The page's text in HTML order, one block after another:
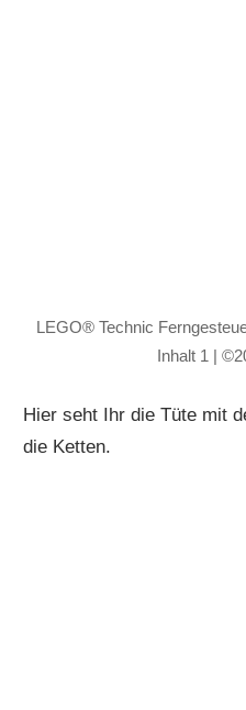
LEGO® Technic
Inhalt 1 |
Hier seht Ihr die Tüte mit
die Ketten.